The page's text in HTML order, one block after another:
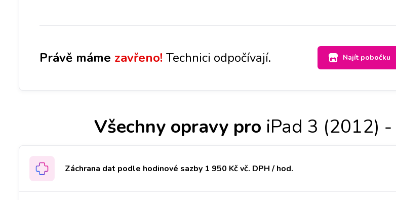
Právě máme zavřeno! Technici odpočívají. Najít pobočku
Všechny opravy pro iPad 3 (2012)
Záchrana dat podle hodinové sazby 1 950 Kč vč. DPH / hod.